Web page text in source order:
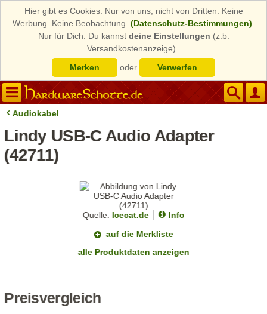
Hier gibt es Cookies. Nur von uns, nicht von Dritten. Keine
Werbung. Keine Beobachtung. (Datenschutz-Bestimmungen)
Nur für Dich. Du kannst deine Einstellungen (z.b.
Versandkostenanzeige)
Merken
oder Verwerfen
Audiokabel
Lindy USB-C Audio Adapter
(42711)
Quelle: Icecat.de
Info
auf die Merkliste
alle Produktdaten anzeigen
Preisvergleich